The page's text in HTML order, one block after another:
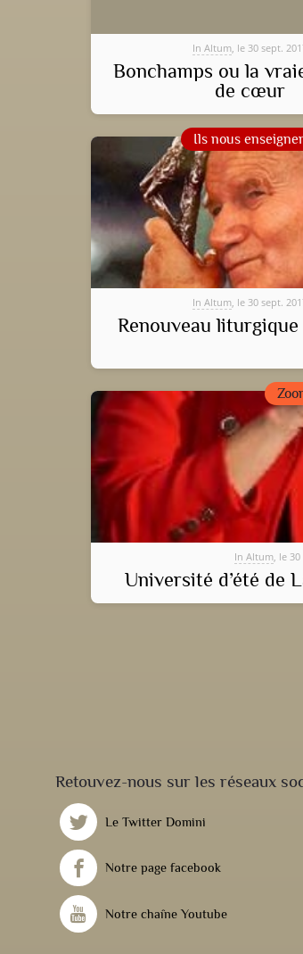
In Altum, le 30 sept.
Bonchamps ou la
de cœur
Ils nous
In Altum, le 30 sept.
Renouveau
In Altum, le 30
Université d’été de
Retouvez-nous sur les réseaux
Le Twitter Domini
Notre page facebook
Notre chaîne Youtube